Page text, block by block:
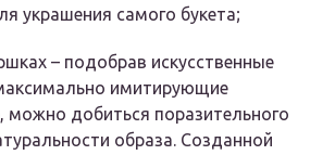
украшения самого букета;
– подобрав искусственные
имитирующие
можно добиться поразительного
образа. Созданной